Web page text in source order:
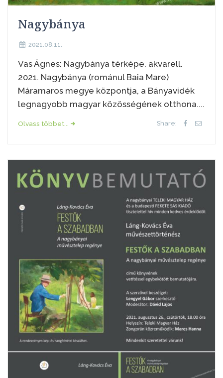
Nagybánya
2021.08.11.
Vas Ágnes: Nagybánya térképe. akvarell.
2021. Nagybánya (románul Baia Mare)
Máramaros megye központja, a Bányavidék
legnagyobb magyar közösségének otthona....
Olvass többet... Share: